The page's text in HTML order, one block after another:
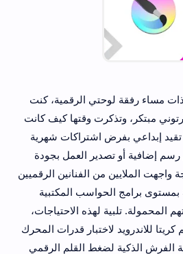
مساء رفقة لوحتي الرقمية، كنت
مبتكر، وتذكرت وقتها كيف كانت
إبداعي بفرض اشتراكات شهرية
إضافية أو تصدير العمل بجودة
واجهت الملايين من الفنانين الرقميين
بمستوى برامج الحواسب المكتبية
المحمولة. تلبية لهذه الاحتياجات،
للاندرويد لاختبار قدرات المحرك
الذكية لضغط القلم الرقمي